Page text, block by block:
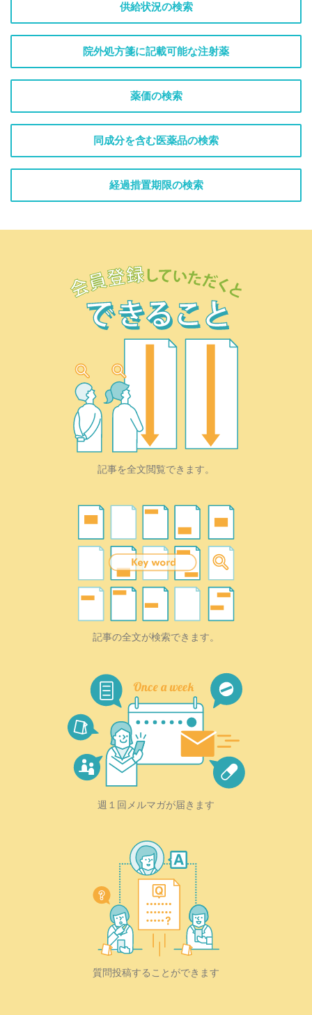
供給状況の検索
院外処方箋に記載可能な注射薬
薬価の検索
同成分を含む医薬品の検索
経過措置期限の検索
記事を全文閲覧できます。
記事の全文が検索できます。
週１回メルマガが届きます
質問投稿することができます